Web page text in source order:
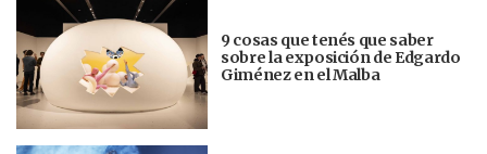
9 cosas que tenés que saber
sobre la exposición de Edgardo
Giménez en el Malba